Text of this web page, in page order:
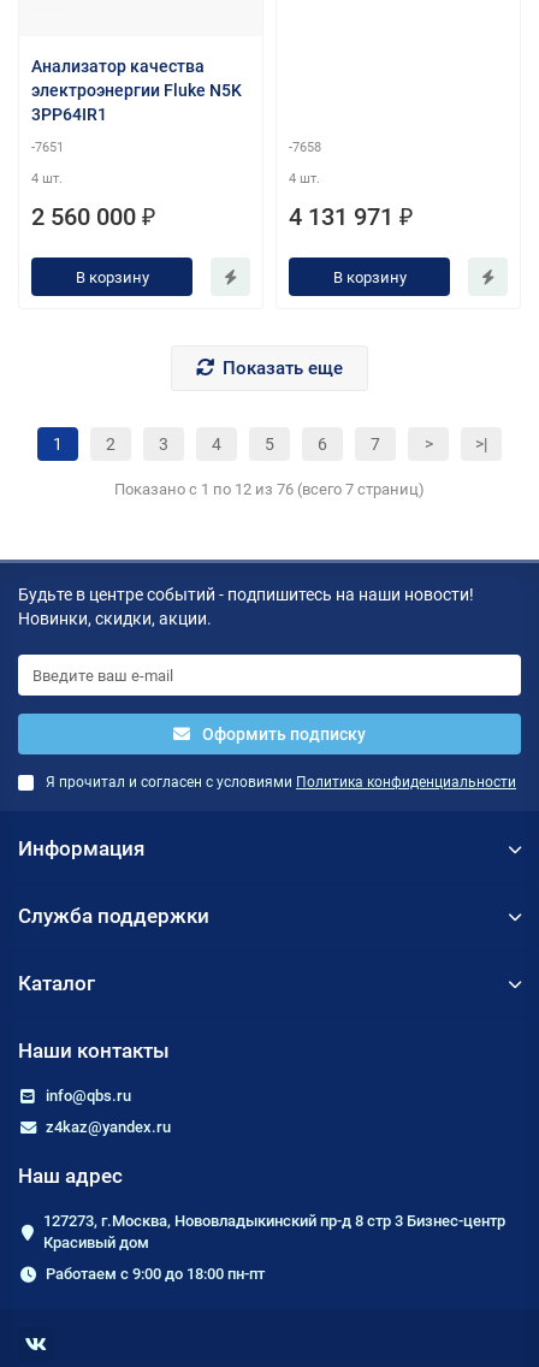
Анализатор качества
электроэнергии Fluke N5K
3PP64IR1
-7651
4 шт.
2 560 000 ₽
В корзину
-7658
4 шт.
4 131 971 ₽
В корзину
Показать еще
1 2 3 4 5 6 7 > >|
Показано с 1 по 12 из 76 (всего 7 страниц)
Будьте в центре событий - подпишитесь на наши новости!
Новинки, скидки, акции.
Оформить подписку
Я прочитал и согласен с условиями Политика конфиденциальности
Информация
Служба поддержки
Каталог
Наши контакты
info@qbs.ru
z4kaz@yandex.ru
Наш адрес
127273, г.Москва, Нововладыкинский пр-д 8 стр 3 Бизнес-центр
Красивый дом
Работаем с 9:00 до 18:00 пн-пт